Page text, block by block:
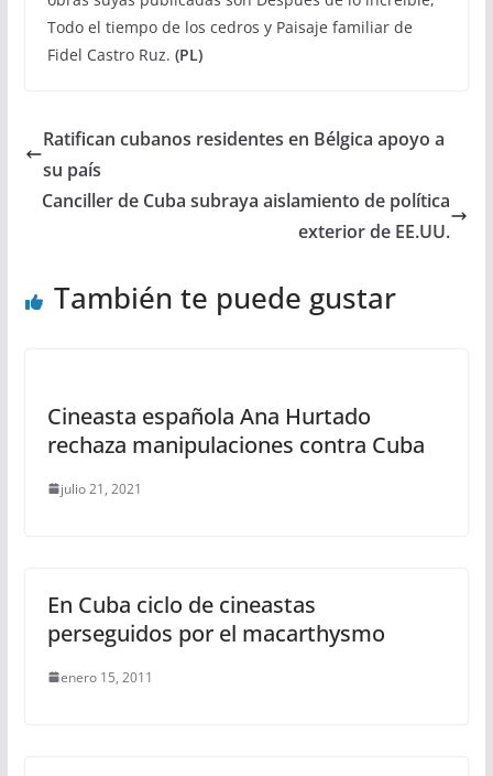
Todo el tiempo de los cedros y Paisaje familiar de
Fidel Castro Ruz. (PL)
Ratifican cubanos residentes en Bélgica apoyo a
su país
Canciller de Cuba subraya aislamiento de política
exterior de EE.UU.
También te puede gustar
Cineasta española Ana Hurtado
rechaza manipulaciones contra Cuba
julio 21, 2021
En Cuba ciclo de cineastas
perseguidos por el macarthysmo
enero 15, 2011